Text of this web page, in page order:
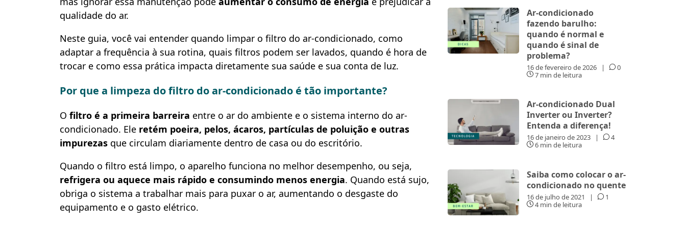
qualidade do ar.
Neste guia, você vai entender quando limpar o filtro do ar-condicionado, como
adaptar a frequência à sua rotina, quais filtros podem ser lavados, quando é hora de
trocar e como essa prática impacta diretamente sua saúde e sua conta de luz.
Por que a limpeza do filtro do ar-condicionado é tão importante?
O filtro é a primeira barreira entre o ar do ambiente e o sistema interno do ar-
condicionado. Ele retém poeira, pelos, ácaros, partículas de poluição e outras
impurezas que circulam diariamente dentro de casa ou do escritório.
Quando o filtro está limpo, o aparelho funciona no melhor desempenho, ou seja,
refrigera ou aquece mais rápido e consumindo menos energia. Quando está sujo,
obriga o sistema a trabalhar mais para puxar o ar, aumentando o desgaste do
equipamento e o gasto elétrico.
Ar-condicionado
fazendo barulho:
quando é normal e
quando é sinal de
problema?
16 de fevereiro de 2026 |
0
7 min de leitura
Ar-condicionado Dual
Inverter ou Inverter?
Entenda a diferença!
16 de janeiro de 2023 |
4
6 min de leitura
Saiba como colocar o ar-
condicionado no quente
16 de julho de 2021 |
1
4 min de leitura